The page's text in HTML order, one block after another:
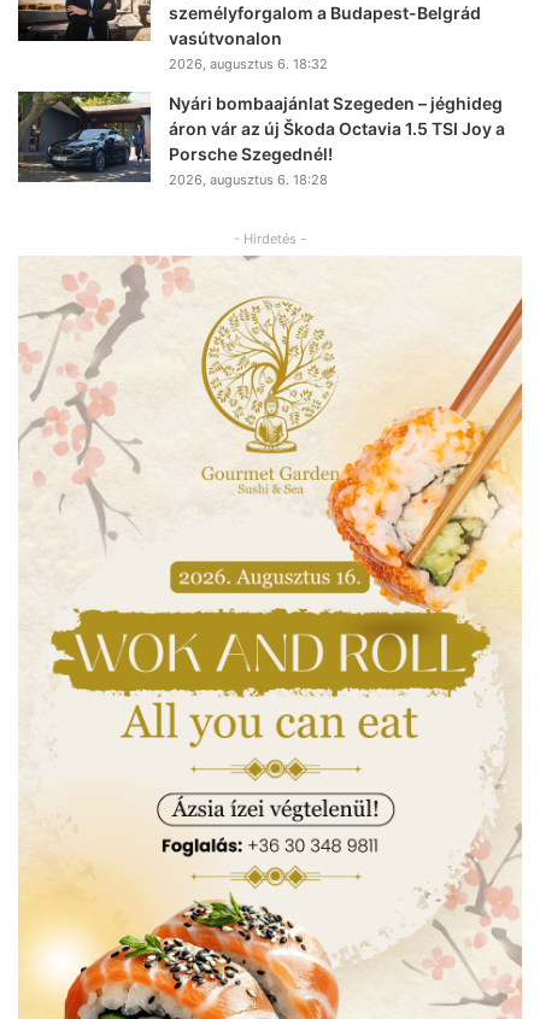
személyforgalom a Budapest-Belgrád
vasútvonalon
2026, augusztus 6. 18:32
Nyári bombaajánlat Szegeden – jéghideg
áron vár az új Škoda Octavia 1.5 TSI Joy a
Porsche Szegednél!
2026, augusztus 6. 18:28
- Hirdetés -